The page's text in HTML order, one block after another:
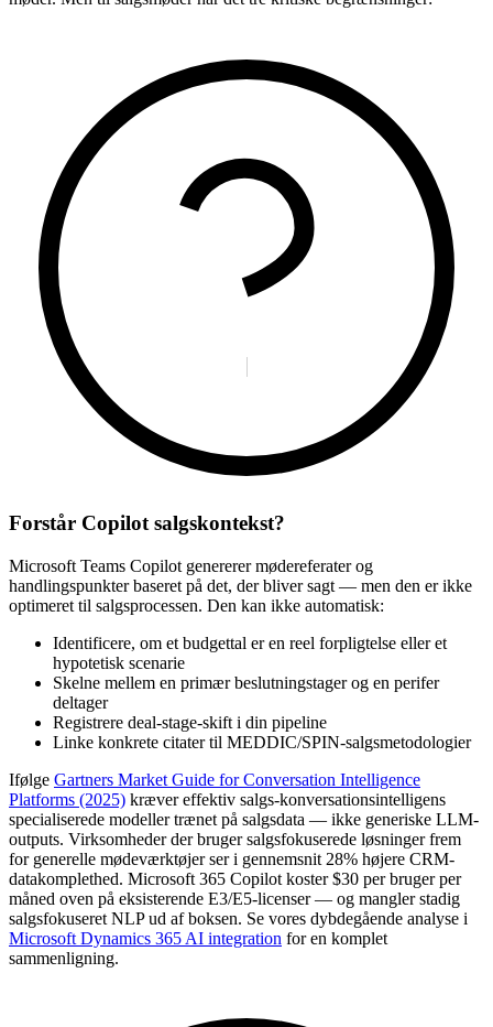
Forstår Copilot salgskontekst?
Microsoft Teams Copilot genererer mødereferater og
handlingspunkter baseret på det, der bliver sagt — men den er ikke
optimeret til salgsprocessen. Den kan ikke automatisk:
Identificere, om et budgettal er en reel forpligtelse eller et
hypotetisk scenarie
Skelne mellem en primær beslutningstager og en perifer
deltager
Registrere deal-stage-skift i din pipeline
Linke konkrete citater til MEDDIC/SPIN-salgsmetodologier
Ifølge Gartners Market Guide for Conversation Intelligence
Platforms (2025) kræver effektiv salgs-konversationsintelligens
specialiserede modeller trænet på salgsdata — ikke generiske LLM-
outputs. Virksomheder der bruger salgsfokuserede løsninger frem
for generelle mødeværktøjer ser i gennemsnit 28% højere CRM-
datakomplethed. Microsoft 365 Copilot koster $30 per bruger per
måned oven på eksisterende E3/E5-licenser — og mangler stadig
salgsfokuseret NLP ud af boksen. Se vores dybdegående analyse i
Microsoft Dynamics 365 AI integration for en komplet
sammenligning.